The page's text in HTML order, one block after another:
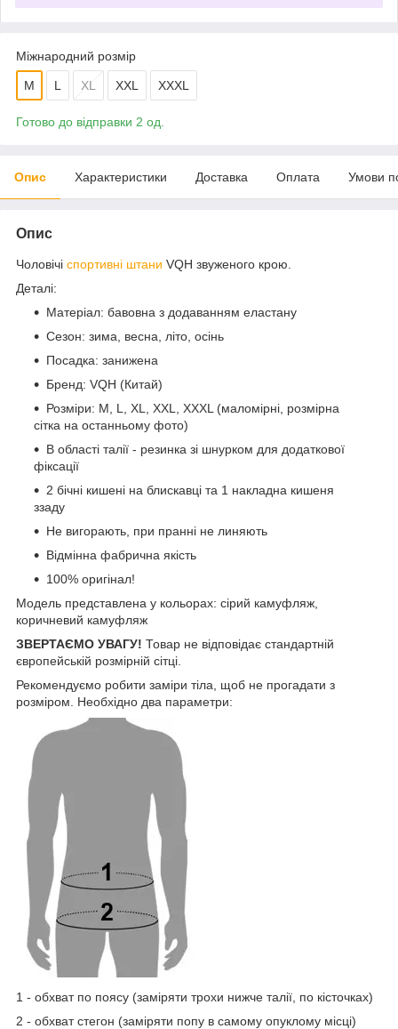
Міжнародний розмір
M L XL XXL XXXL
Готово до відправки 2 од.
Опис Характеристики Доставка Оплата Умови
Опис
Чоловічі спортивні штани VQH звуженого крою.
Деталі:
Матеріал: бавовна з додаванням еластану
Сезон: зима, весна, літо, осінь
Посадка: занижена
Бренд: VQH (Китай)
Розміри: M, L, XL, XXL, XXXL (маломірні, розмірна
сітка на останньому фото)
В області талії - резинка зі шнурком для додаткової
фіксації
2 бічні кишені на блискавці та 1 накладна кишеня
ззаду
Не вигорають, при пранні не линяють
Відмінна фабрична якість
100% оригінал!
Модель представлена ​​у кольорах: сірий камуфляж,
коричневий камуфляж
ЗВЕРТАЄМО УВАГУ! Товар не відповідає стандартній
європейській розмірній сітці.
Рекомендуємо робити заміри тіла, щоб не прогадати з
розміром. Необхідно два параметри:
1 - обхват по поясу (заміряти трохи нижче талії, по кісточках)
2 - обхват стегон (заміряти попу в самому опуклому місці)